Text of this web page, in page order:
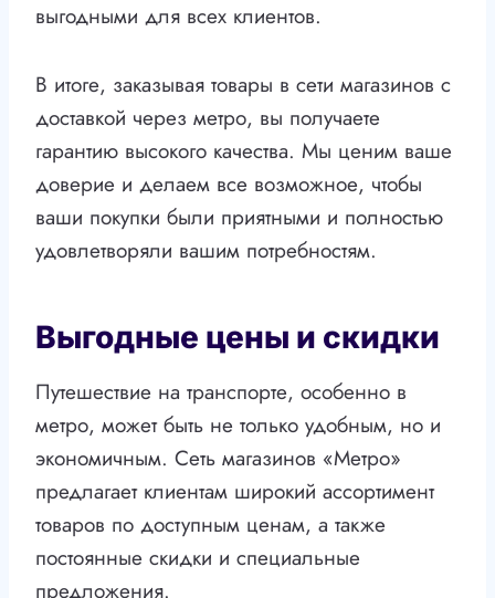
выгодными для всех клиентов.
В итоге, заказывая товары в сети магазинов с
доставкой через метро, вы получаете
гарантию высокого качества. Мы ценим ваше
доверие и делаем все возможное, чтобы
ваши покупки были приятными и полностью
удовлетворяли вашим потребностям.
Выгодные цены и скидки
Путешествие на транспорте, особенно в
метро, может быть не только удобным, но и
экономичным. Сеть магазинов «Метро»
предлагает клиентам широкий ассортимент
товаров по доступным ценам, а также
постоянные скидки и специальные
предложения.